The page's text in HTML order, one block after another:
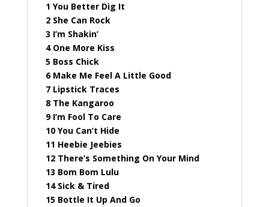
1 You Better Dig It
2 She Can Rock
3 I’m Shakin’
4 One More Kiss
5 Boss Chick
6 Make Me Feel A Little Good
7 Lipstick Traces
8 The Kangaroo
9 I’m Fool To Care
10 You Can’t Hide
11 Heebie Jeebies
12 There’s Something On Your Mind
13 Bom Bom Lulu
14 Sick & Tired
15 Bottle It Up And Go